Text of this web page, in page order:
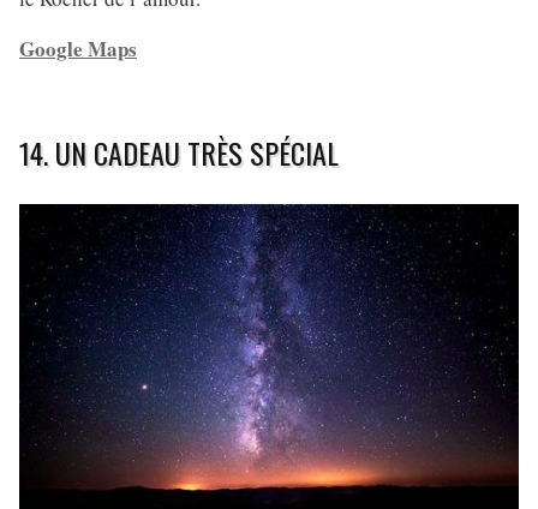
Google Maps
14. UN CADEAU TRÈS SPÉCIAL